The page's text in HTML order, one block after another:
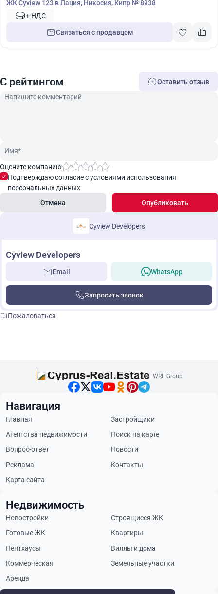
ЖК Cyview 123 в Лация, Никосия, Кипр № 8938
+ НДС
Связаться с продавцом
C рейтингом Оставить отзыв
Оцените компанию
Подтверждаю согласие с условиями использования
персональных данных
Отмена
Опубликовать
Cyview Developers
Cyview Developers
Email WhatsApp
Запросить звонок
Пожаловаться
WRE Group
Навигация
Главная
Застройщики
Агентства недвижимости
Поиск на карте
Вопрос-ответ
Новости
Реклама
Контакты
Карта сайта
Недвижимость
Новостройки
Строящиеся ЖК
Готовые ЖК
Квартиры
Пентхаусы
Виллы и дома
Коммерческая
Земельные участки
Аренда